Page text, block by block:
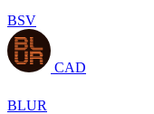
BSV
CAD
BLUR